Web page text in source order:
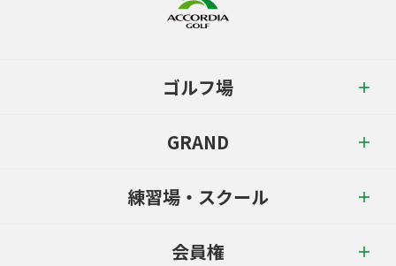
ゴルフ場
GRAND
練習場・スクール
会員権